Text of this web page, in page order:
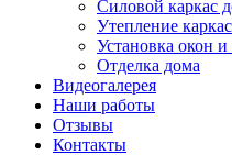
Силовой каркас
Утепление
Установка окон
Отделка дома
Видеогалерея
Наши работы
Отзывы
Контакты